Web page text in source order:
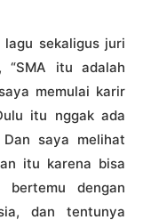
sekaligus juri
“SMA itu adalah
memulai karir
itu nggak ada
saya melihat
itu karena bisa
bertemu dengan
dan tentunya